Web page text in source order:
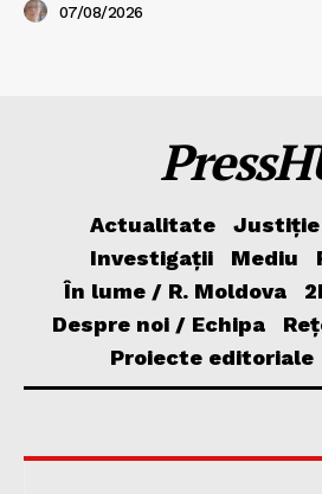
07/08/2026
Actualitate Justiție
Investigații
Mediu
În lume / R. Moldova
Despre noi / Echipa
Proiecte editoriale